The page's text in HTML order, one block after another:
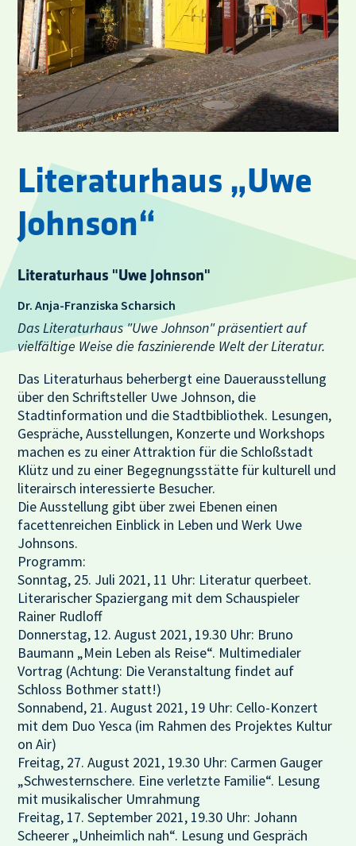
Literaturhaus „Uwe
Johnson“
Literaturhaus "Uwe Johnson"
Dr. Anja-Franziska Scharsich
Das Literaturhaus "Uwe Johnson" präsentiert auf
vielfältige Weise die faszinierende Welt der Literatur.
Das Literaturhaus beherbergt eine Dauerausstellung
über den Schriftsteller Uwe Johnson, die
Stadtinformation und die Stadtbibliothek. Lesungen,
Gespräche, Ausstellungen, Konzerte und Workshops
machen es zu einer Attraktion für die Schloßstadt
Klütz und zu einer Begegnungsstätte für kulturell und
literairsch interessierte Besucher.
Die Ausstellung gibt über zwei Ebenen einen
facettenreichen Einblick in Leben und Werk Uwe
Johnsons.
Programm:
Sonntag, 25. Juli 2021, 11 Uhr: Literatur querbeet.
Literarischer Spaziergang mit dem Schauspieler
Rainer Rudloff
Donnerstag, 12. August 2021, 19.30 Uhr: Bruno
Baumann „Mein Leben als Reise“. Multimedialer
Vortrag (Achtung: Die Veranstaltung findet auf
Schloss Bothmer statt!)
Sonnabend, 21. August 2021, 19 Uhr: Cello-Konzert
mit dem Duo Yesca (im Rahmen des Projektes Kultur
on Air)
Freitag, 27. August 2021, 19.30 Uhr: Carmen Gauger
„Schwesternschere. Eine verletzte Familie“. Lesung
mit musikalischer Umrahmung
Freitag, 17. September 2021, 19.30 Uhr: Johann
Scheerer „Unheimlich nah“. Lesung und Gespräch